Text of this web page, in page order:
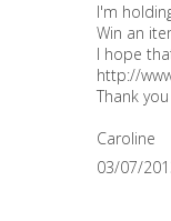
I'm
Win an
I hope
http://
Thank
Caroline
03/07/